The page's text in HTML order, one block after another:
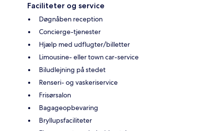
Faciliteter og service
Døgnåben reception
Concierge-tjenester
Hjælp med udflugter/billetter
Limousine- eller town car-service
Biludlejning på stedet
Renseri- og vaskeriservice
Frisørsalon
Bagageopbevaring
Bryllupsfaciliteter